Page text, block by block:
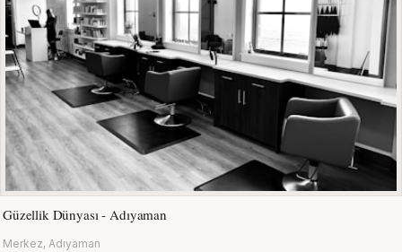
Güzellik Dünyası - Adıyaman
Merkez, Adıyaman